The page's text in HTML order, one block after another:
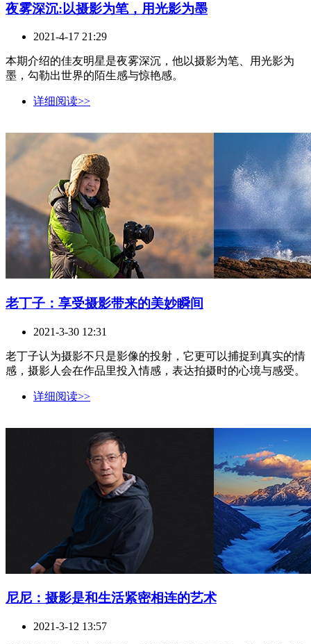
夜雾深沉:以摄影为笔，用光影为墨
2021-4-17 21:29
本期介绍的佳友明星是夜雾深沉，他以摄影为笔、用光影为
墨，勾勒出世界的陌生感与惊艳感。
详细阅读>>
老丁子：享受摄影带来的美妙瞬间
2021-3-30 12:31
老丁子认为摄影不只是影像的投射，它更可以捕捉到真实的情
感，摄影人会在作品里投入情感，表达拍摄时的心境与感受。
详细阅读>>
尼尼：摄影是和生活紧密相连的艺术
2021-3-12 13:57